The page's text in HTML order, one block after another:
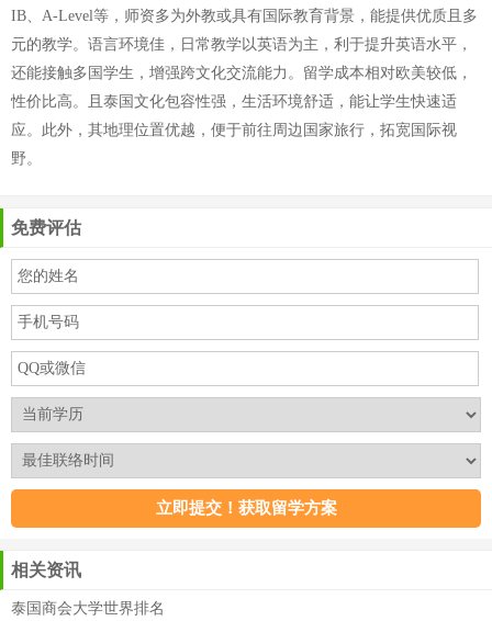
IB、A-Level等，师资多为外教或具有国际教育背景，能提供优质且多
元的教学。语言环境佳，日常教学以英语为主，利于提升英语水平，
还能接触多国学生，增强跨文化交流能力。留学成本相对欧美较低，
性价比高。且泰国文化包容性强，生活环境舒适，能让学生快速适
应。此外，其地理位置优越，便于前往周边国家旅行，拓宽国际视
野。
免费评估
相关资讯
泰国商会大学世界排名